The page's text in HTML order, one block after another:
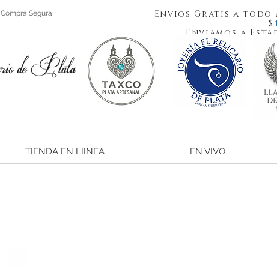
Compra Segura
Envios Gratis a todo
$
Enviamos a
TIENDA EN LIINEA EN VIVO